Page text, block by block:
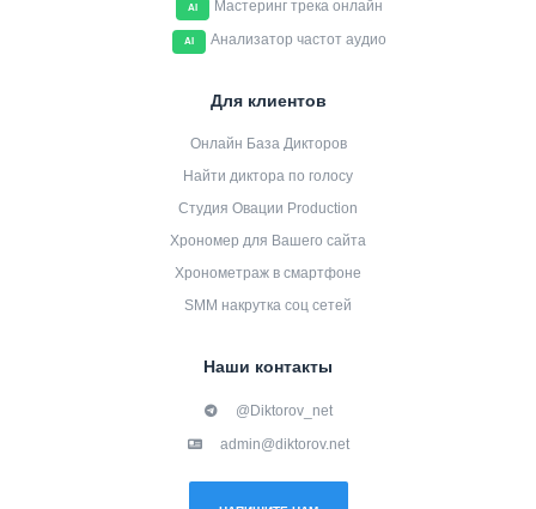
AI Мастеринг трека онлайн
AI Анализатор частот аудио
Для клиентов
Онлайн База Дикторов
Найти диктора по голосу
Студия Овации Production
Хрономер для Вашего сайта
Хронометраж в смартфоне
SMM накрутка соц сетей
Наши контакты
@Diktorov_net
admin@diktorov.net